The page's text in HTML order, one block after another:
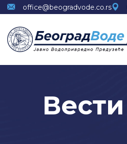
office@beogradvode.co.rs
Вести